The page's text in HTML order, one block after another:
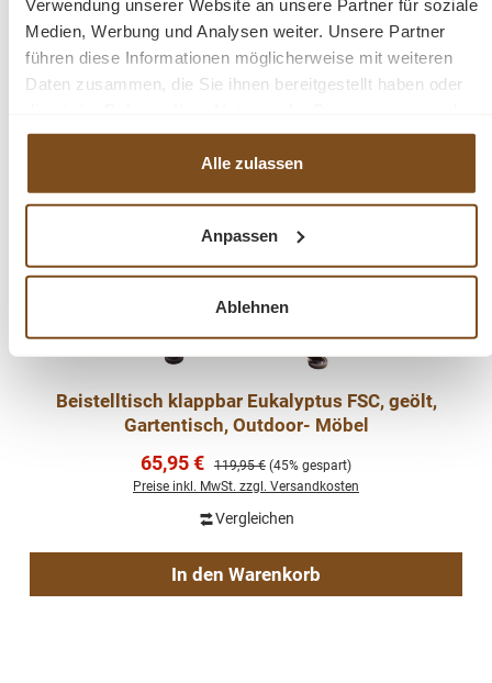
Verwendung unserer Website an unsere Partner für soziale
Medien, Werbung und Analysen weiter. Unsere Partner
führen diese Informationen möglicherweise mit weiteren
Daten zusammen, die Sie ihnen bereitgestellt haben oder
haben.
Alle zulassen
Anpassen
Ablehnen
In den Warenkorb
Beistelltisch klappbar Eukalyptus FSC, geölt,
Gartentisch, Outdoor- Möbel
Verkaufspreis:
65,95 € Regulärer Preis:
119,95 € (45% gespart)
Preise inkl. MwSt. zzgl. Versandkosten
Vergleichen
In den Warenkorb